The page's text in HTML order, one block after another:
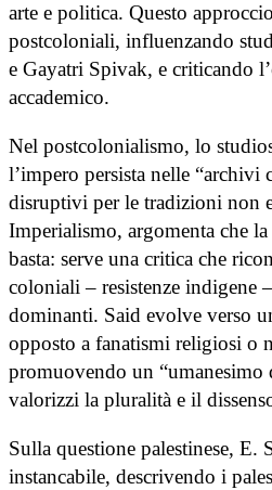
arte e politica. Questo
postcoloniali, influenzando
e Gayatri Spivak, e criticando
accademico.
Nel postcolonialismo, lo
l’impero persista nelle “archivi
disruptivi per le tradizioni non
Imperialismo, argomenta che
basta: serve una critica che
coloniali – resistenze indigene
dominanti. Said evolve verso
opposto a fanatismi religiosi o
promuovendo un “umanesimo
valorizzi la pluralità e il
Sulla questione palestinese, E.
instancabile, descrivendo i